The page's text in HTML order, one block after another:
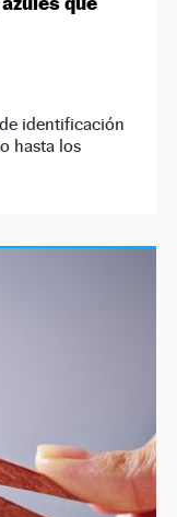
identificación
hasta los